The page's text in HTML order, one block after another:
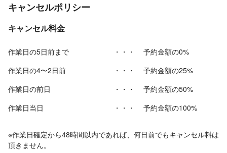
キャンセルポリシー
キャンセル料金
作業日の5日前まで ・・・
予約金額の0%
作業日の4〜2日前
・・・
予約金額の25%
作業日の前日
・・・
予約金額の50%
作業日当日
・・・ 予約金額の100%
※作業日確定から48時間以内であれば、何日前でもキャンセル料は
頂きません。